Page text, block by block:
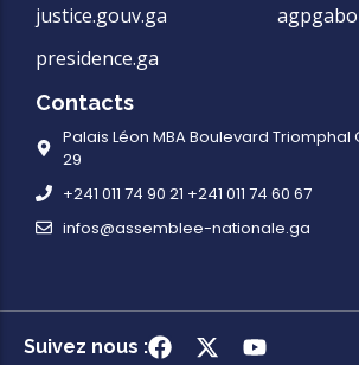
justice.gouv.ga
presidence.ga
Contacts
Palais Léon MBA Boulevard Triomphal
29
+241 011 74 90 21 +241 011 74 60 67
infos@assemblee-nationale.ga
Suivez nous :